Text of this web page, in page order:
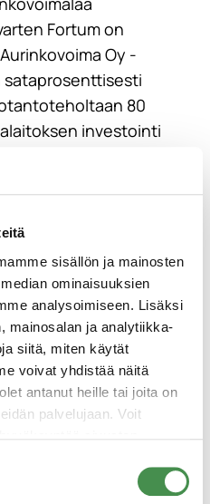
sisällön ja mainosten
ominaisuuksien
analysoimiseen. Lisäksi
mainosalan ja analytiikka-
siitä, miten käytät
voivat yhdistää näitä
antanut heille tai joita on
palvelujaan. Voit
Fortum on
Oy -
sataprosenttisesti
80
investointi
Virolahden
kulkee myös
Hanke etenee
pian. Puhtaan
voisi alkaa
Sanomat